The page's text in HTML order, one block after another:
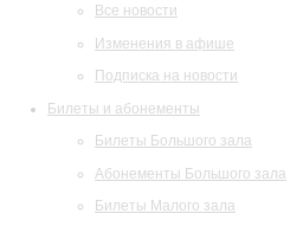
Все новости
Изменения в афише
Подписка на новости
Билеты и абонементы
Билеты Большого зала
Абонементы Большого зала
Билеты Малого зала